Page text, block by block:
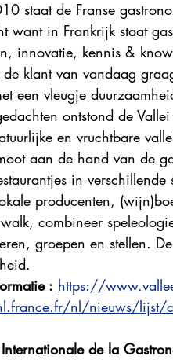
d'Azur Wintersport
DMC Explore
staat de Franse
want in Frankrijk staat
innovatie, kennis &
de klant van vandaag
een vleugje
ontstond de
en vruchtbare
aan de hand van de
in
producenten,
combineer
groepen en stellen.
: https://
nl/nieuws/lijst/
de la